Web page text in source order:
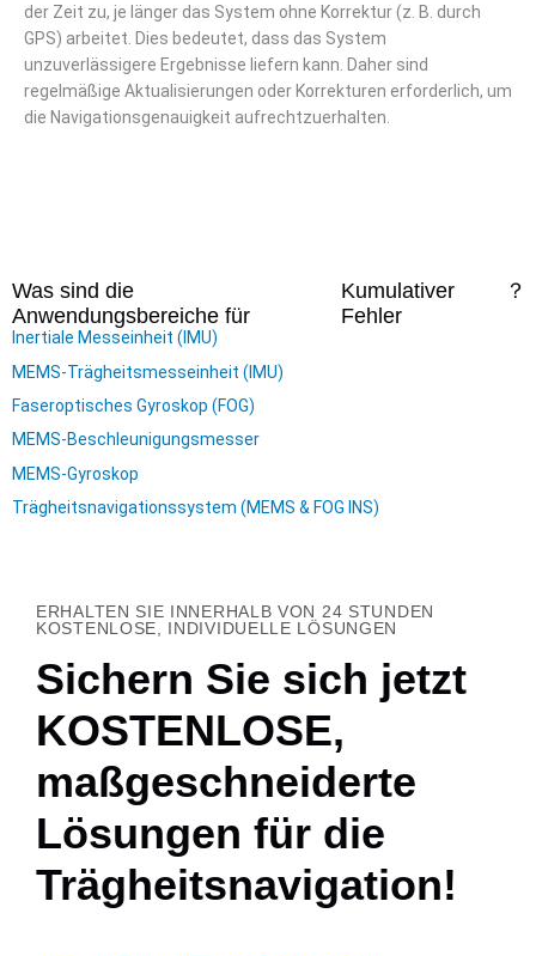
der Zeit zu, je länger das System ohne Korrektur (z. B. durch
GPS) arbeitet. Dies bedeutet, dass das System
unzuverlässigere Ergebnisse liefern kann. Daher sind
regelmäßige Aktualisierungen oder Korrekturen erforderlich, um
die Navigationsgenauigkeit aufrechtzuerhalten.
Was sind die
Anwendungsbereiche für
Kumulativer
Fehler
？
Inertiale Messeinheit (IMU)
MEMS-Trägheitsmesseinheit (IMU)
Faseroptisches Gyroskop (FOG)
MEMS-Beschleunigungsmesser
MEMS-Gyroskop
Trägheitsnavigationssystem (MEMS & FOG INS)
ERHALTEN SIE INNERHALB VON 24 STUNDEN
KOSTENLOSE, INDIVIDUELLE LÖSUNGEN
Sichern Sie sich jetzt
KOSTENLOSE,
maßgeschneiderte
Lösungen für die
Trägheitsnavigation!